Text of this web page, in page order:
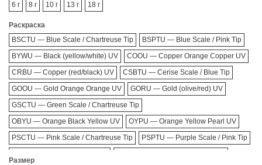
6 г
8 г 10 г 13 г 18 г
Раскраска
BSCTU — Blue Scale / Chartreuse Tip
BSPTU — Blue Scale / Pink Tip
BYWU — Black (yellow/white) UV
COOU — Copper Orange Copper UV
CRBU — Copper (red/black) UV
CSBTU — Cerise Scale / Blue Tip
GOOU — Gold Orange Orange UV
GORU — Gold (olive/red) UV
GSCTU — Green Scale / Chartreuse Tip
OBYU — Orange Black Yellow UV
OYPU — Orange Yellow Pearl UV
PSCTU — Pink Scale / Chartreuse Tip
PSPTU — Purple Scale / Pink Tip
Размер